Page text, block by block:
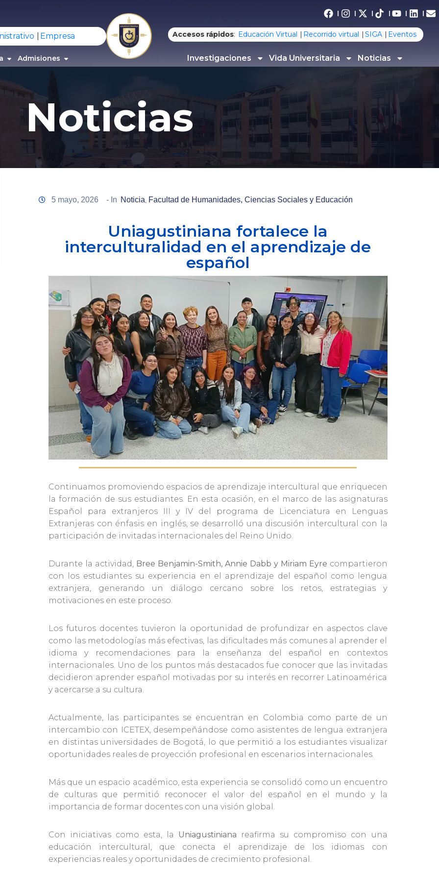
Empresa
Admisiones
Accesos rápidos: Educación Virtual Recorrido virtual SIGA Eventos
Investigaciones Vida Universitaria Noticias
Noticias
5 mayo, 2026 - In Noticia‚ Facultad de Humanidades, Ciencias Sociales y Educación
Uniagustiniana fortalece la
interculturalidad en el aprendizaje de
español
Continuamos promoviendo espacios de aprendizaje intercultural que enriquecen
la formación de sus estudiantes. En esta ocasión, en el marco de las asignaturas
Español para extranjeros III y IV del programa de Licenciatura en Lenguas
Extranjeras con énfasis en inglés, se desarrolló una discusión intercultural con la
participación de invitadas internacionales del Reino Unido.
Durante la actividad, Bree Benjamin-Smith, Annie Dabb y Miriam Eyre compartieron
con los estudiantes su experiencia en el aprendizaje del español como lengua
extranjera, generando un diálogo cercano sobre los retos, estrategias y
motivaciones en este proceso.
Los futuros docentes tuvieron la oportunidad de profundizar en aspectos clave
como las metodologías más efectivas, las dificultades más comunes al aprender el
idioma y recomendaciones para la enseñanza del español en contextos
internacionales. Uno de los puntos más destacados fue conocer que las invitadas
decidieron aprender español motivadas por su interés en recorrer Latinoamérica
y acercarse a su cultura.
Actualmente, las participantes se encuentran en Colombia como parte de un
intercambio con ICETEX, desempeñándose como asistentes de lengua extranjera
en distintas universidades de Bogotá, lo que permitió a los estudiantes visualizar
oportunidades reales de proyección profesional en escenarios internacionales.
Más que un espacio académico, esta experiencia se consolidó como un encuentro
de culturas que permitió reconocer el valor del español en el mundo y la
importancia de formar docentes con una visión global.
Con iniciativas como esta, la Uniagustiniana reafirma su compromiso con una
educación intercultural, que conecta el aprendizaje de los idiomas con
experiencias reales y oportunidades de crecimiento profesional.